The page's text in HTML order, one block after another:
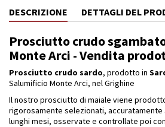
DESCRIZIONE DETTAGLI DEL
Prosciutto crudo
Monte Arci - Vendita
Prosciutto crudo sardo, prodotto in
Salumificio Monte Arci, nel Grighine
Il nostro prosciutto di maiale viene
rigorosamente selezionati,
lunghi mesi, osservate e controllate poi